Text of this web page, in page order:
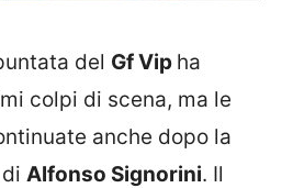
del Gf Vip ha
colpi di scena, ma le
anche dopo la
Alfonso Signorini. Il